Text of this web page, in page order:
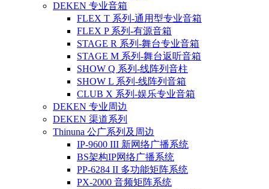
DEKEN 专业音箱
FLEX T 系列-通用型专业音箱
FLEX P 系列-有源音箱
STAGE R 系列-舞台专业音箱
STAGE M 系列-舞台返听音箱
SHOW Q 系列-线阵列音柱
SHOW L 系列-线阵列音箱
CLUB X 系列-娱乐专业音箱
DEKEN 专业周边
DEKEN 渠道系列
Thinuna 公广系列及周边
IP-9600 III 新网络广播系统
BS架构IP网络广播系统
PP-6284 II 多功能矩阵系统
PX-2000 音频矩阵系统